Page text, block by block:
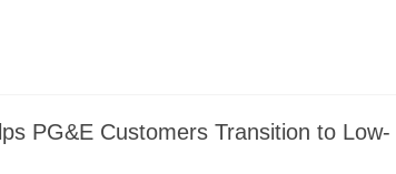
PG&E Customers Transition to Low-